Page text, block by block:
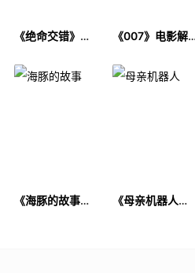
《绝命交错》电
《007》电影解
《海豚的故事》
《母亲机器人》